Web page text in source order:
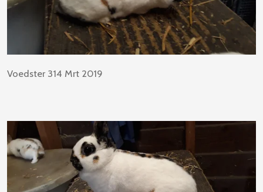
Voedster 314 Mrt 2019